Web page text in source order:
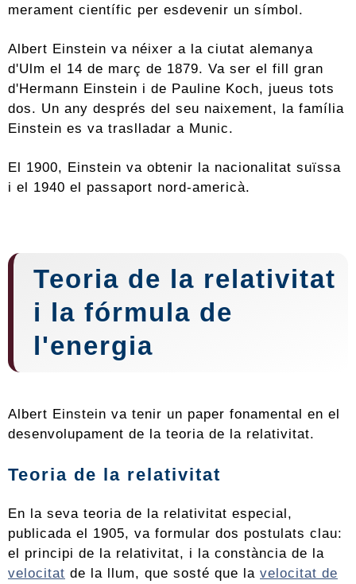
merament científic per esdevenir un símbol.
Albert Einstein va néixer a la ciutat alemanya
d'Ulm el 14 de març de 1879. Va ser el fill gran
d'Hermann Einstein i de Pauline Koch, jueus tots
dos. Un any després del seu naixement, la família
Einstein es va traslladar a Munic.
El 1900, Einstein va obtenir la nacionalitat suïssa
i el 1940 el passaport nord-americà.
Teoria de la relativitat
i la fórmula de
l'energia
Albert Einstein va tenir un paper fonamental en el
desenvolupament de la teoria de la relativitat.
Teoria de la relativitat
En la seva teoria de la relativitat especial,
publicada el 1905, va formular dos postulats clau:
el principi de la relativitat, i la constància de la
velocitat de la llum, que sosté que la velocitat de